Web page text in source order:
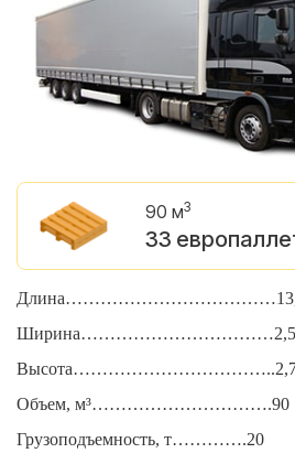
90 м3
33
Ширина……………………………2,5
Объем, м³………………………….90
Грузоподъемность, т………….20